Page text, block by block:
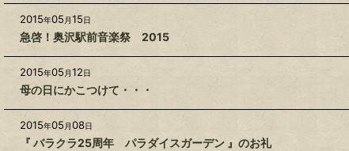
2015年05 月15日
急啓！奥沢駅前音楽祭 2015
2015年05 月12日
母の日にかこつけて・・・
2015年05 月08日
『 バラクラ25周年 パラダイスガーデン 』のお礼